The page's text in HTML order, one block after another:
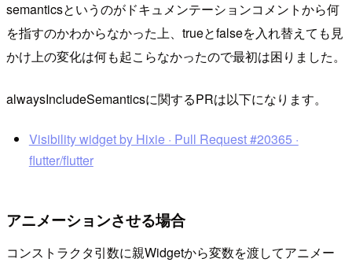
semanticsというのがドキュメンテーションコメントから何
を指すのかわからなかった上、trueとfalseを入れ替えても見
かけ上の変化は何も起こらなかったので最初は困りました。
alwaysIncludeSemanticsに関するPRは以下になります。
Visibility widget by Hixie · Pull Request #20365 ·
flutter/flutter
アニメーションさせる場合
コンストラクタ引数に親Widgetから変数を渡してアニメー